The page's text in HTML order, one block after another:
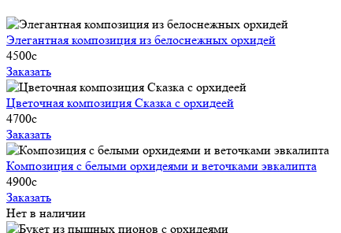
Элегантная композиция из белоснежных орхидей
4500c
Заказать
Цветочная композиция Сказка с орхидеей
4700c
Заказать
Композиция с белыми орхидеями и веточками эвкалипта
4900c
Заказать
Нет в наличии